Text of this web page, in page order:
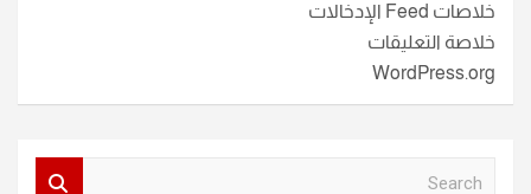
خلاصات Feed الإدخالات
خلاصة التعليقات
WordPress.org